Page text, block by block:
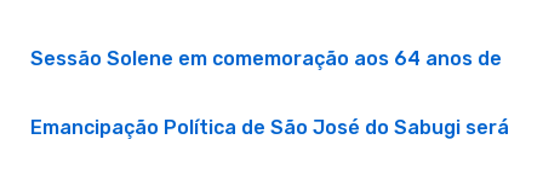
Sessão Solene em comemoração aos 64 anos de
Emancipação Política de São José do Sabugi será